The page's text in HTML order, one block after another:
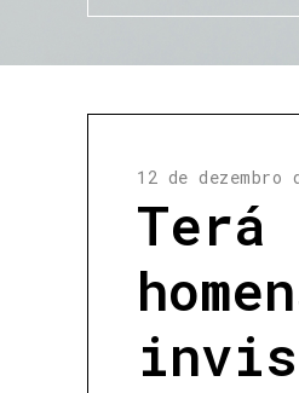
12 de dezembro
Terá